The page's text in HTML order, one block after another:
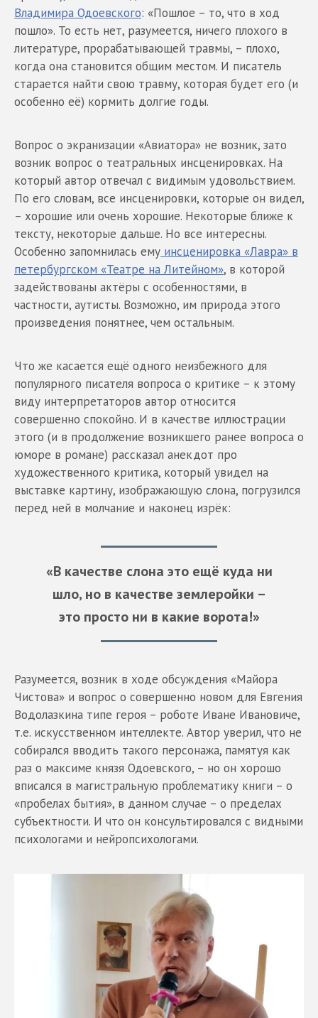
Владимира Одоевского: «Пошлое – то, что в ход
пошло». То есть нет, разумеется, ничего плохого в
литературе, прорабатывающей травмы, – плохо,
когда она становится общим местом. И писатель
старается найти свою травму, которая будет его (и
особенно её) кормить долгие годы.
Вопрос о экранизации «Авиатора» не возник, зато
возник вопрос о театральных инсценировках. На
который автор отвечал с видимым удовольствием.
По его словам, все инсценировки, которые он видел,
– хорошие или очень хорошие. Некоторые ближе к
тексту, некоторые дальше. Но все интересны.
Особенно запомнилась ему инсценировка «Лавра» в
петербургском «Театре на Литейном», в которой
задействованы актёры с особенностями, в
частности, аутисты. Возможно, им природа этого
произведения понятнее, чем остальным.
Что же касается ещё одного неизбежного для
популярного писателя вопроса о критике – к этому
виду интерпретаторов автор относится
совершенно спокойно. И в качестве иллюстрации
этого (и в продолжение возникшего ранее вопроса о
юморе в романе) рассказал анекдот про
художественного критика, который увидел на
выставке картину, изображающую слона, погрузился
перед ней в молчание и наконец изрёк:
«В качестве слона это ещё куда ни
шло, но в качестве землеройки –
это просто ни в какие ворота!»
Разумеется, возник в ходе обсуждения «Майора
Чистова» и вопрос о совершенно новом для Евгения
Водолазкина типе героя – роботе Иване Ивановиче,
т.е. искусственном интеллекте. Автор уверил, что не
собирался вводить такого персонажа, памятуя как
раз о максиме князя Одоевского, – но он хорошо
вписался в магистральную проблематику книги – о
«пробелах бытия», в данном случае – о пределах
субъектности. И что он консультировался с видными
психологами и нейропсихологами.